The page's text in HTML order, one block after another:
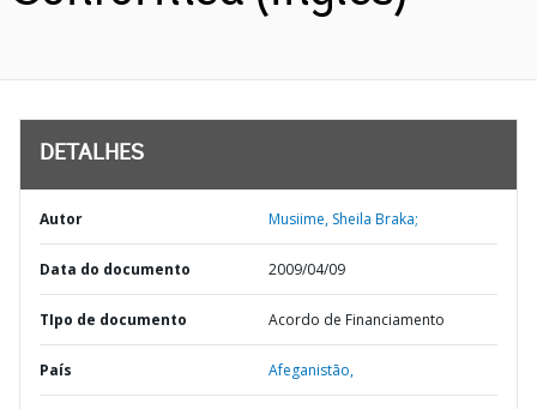
DETALHES
Autor Musiime, Sheila Braka;
Data do documento 2009/04/09
TIpo de documento Acordo de Financiamento
País Afeganistão,